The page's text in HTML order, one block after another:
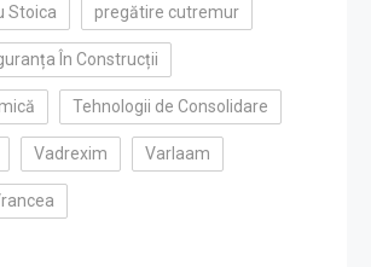
Stoica pregătire cutremur
În Construcții
Tehnologii de Consolidare
Vadrexim Varlaam